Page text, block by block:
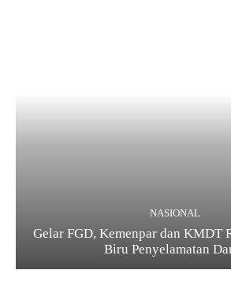
NASIONAL
Gelar FGD, Kemenpar dan KMDT
Biru Penyelamatan